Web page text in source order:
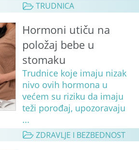
TRUDNICA
Hormoni utiču na
položaj bebe u
stomaku
Trudnice koje imaju nizak
nivo ovih hormona u
većem su riziku da imaju
teži porođaj, upozoravaju
...
ZDRAVLJE I BEZBEDNOST